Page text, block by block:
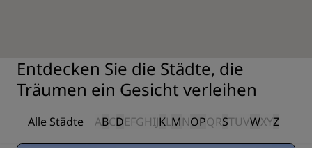
Entdecken Sie die Städte, die
Träumen ein Gesicht verleihen
Alle Städte ABCDEFGHIJKLMNOPQRSTUVWXYZ